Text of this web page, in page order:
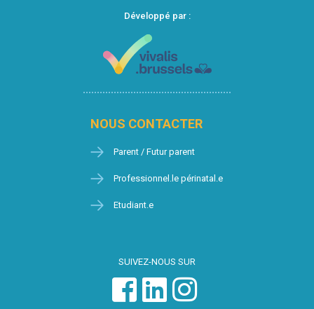
Développé par :
NOUS CONTACTER
Parent / Futur parent
Professionnel.le périnatal.e
Etudiant.e
SUIVEZ-NOUS SUR